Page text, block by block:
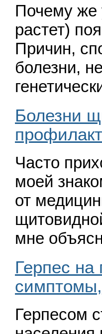
Почему же
растет)
Причин,
болезни,
Болезни
Часто
моей
от
мне
Герпес на
Герпесом